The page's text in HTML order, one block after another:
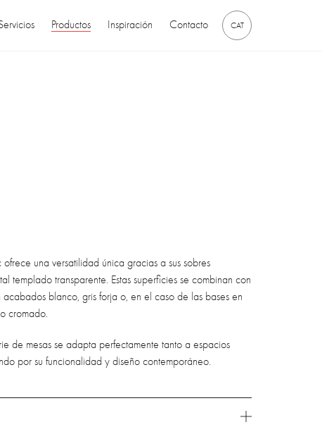
Productos Inspiración Contacto CAT
ofrece una versatilidad única gracias a sus sobres
templado transparente. Estas superficies se combinan con
blanco, gris forja o, en el caso de las bases en
cromado.
de mesas se adapta perfectamente tanto a espacios
por su funcionalidad y diseño contemporáneo.